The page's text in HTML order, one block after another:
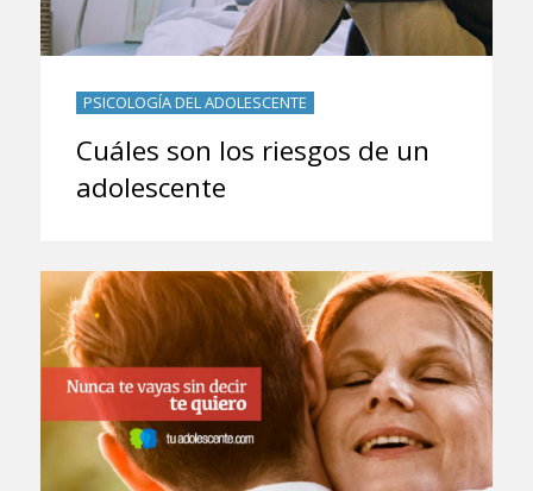
PSICOLOGÍA DEL ADOLESCENTE
Cuáles son los riesgos de un
adolescente